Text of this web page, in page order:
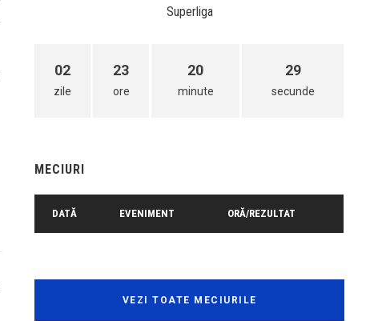
Superliga
02
zile
23
ore
20
minute
29
secunde
MECIURI
DATĂ EVENIMENT ORĂ/REZULTAT
VEZI TOATE MECIURILE